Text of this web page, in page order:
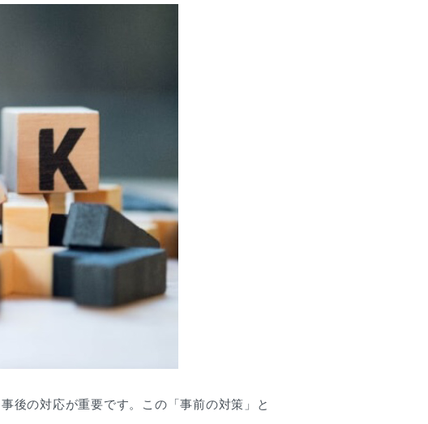
後の対応が重要です。この「事前の対策」と